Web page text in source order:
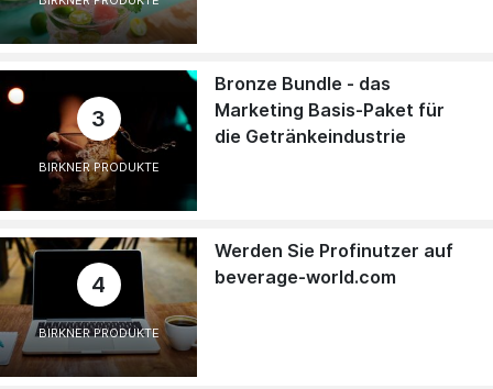
3
BIRKNER PRODUKTE
Bronze Bundle - das
Marketing Basis-Paket für
die Getränkeindustrie
4
BIRKNER PRODUKTE
Werden Sie Profinutzer auf
beverage-world.com